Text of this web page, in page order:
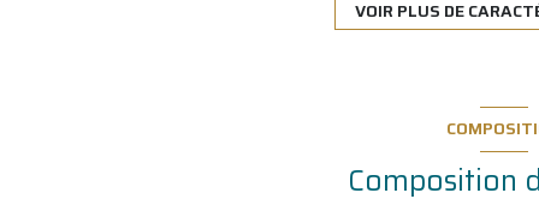
VOIR PLUS DE
Composition